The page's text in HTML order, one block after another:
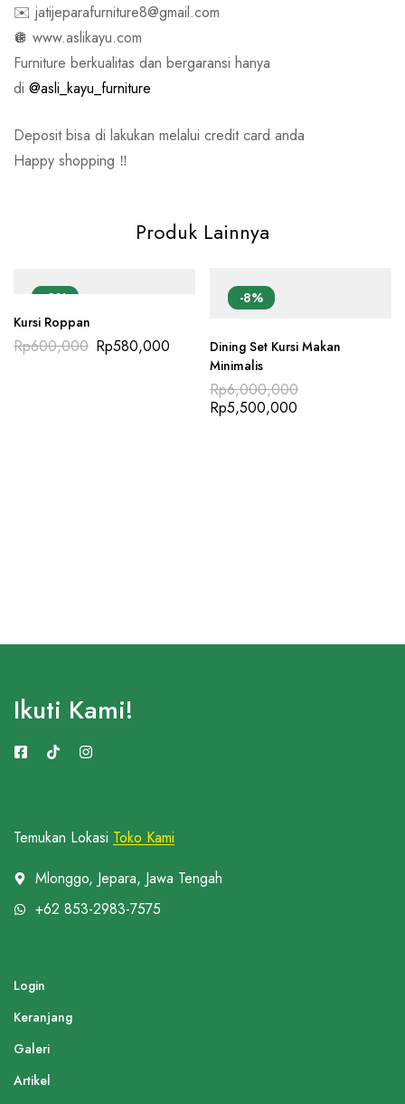
✉️ jatijeparafurniture8@gmail.com
🪩 www.aslikayu.com
Furniture berkualitas dan bergaransi hanya
di @asli_kayu_furniture
Deposit bisa di lakukan melalui credit card anda
Happy shopping ‼️
Produk Lainnya
-3%
Kursi Roppan
Rp600,000 Rp580,000
-8%
Dining Set Kursi Makan
Minimalis
Rp6,000,000
Rp5,500,000
Temukan Lokasi Toko Kami
Mlonggo, Jepara, Jawa Tengah
+62 853-2983-7575
Login
Keranjang
Galeri
Artikel
Ikuti Kami!